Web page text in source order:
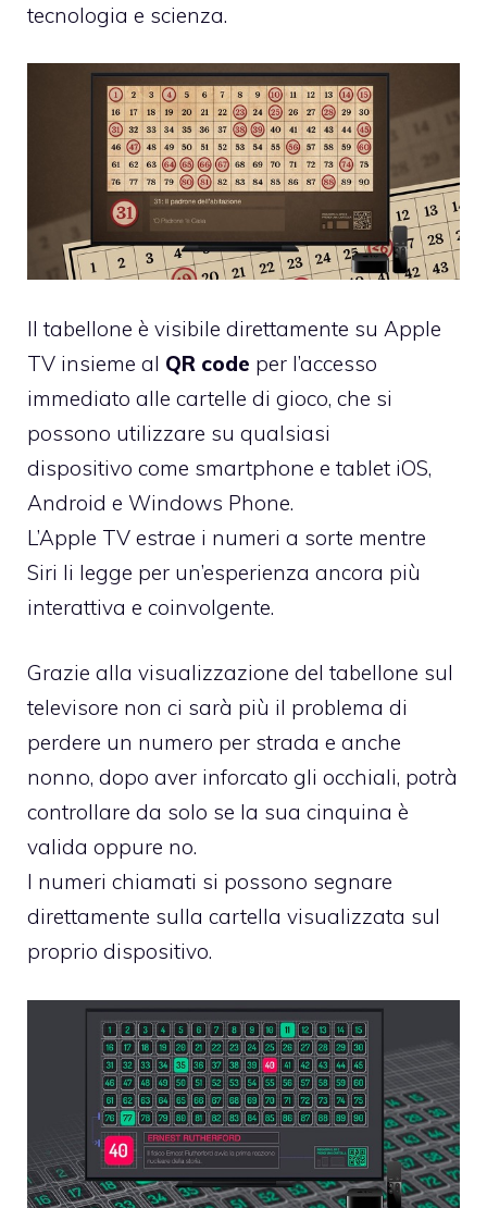
tecnologia e scienza.
Il tabellone è visibile direttamente su Apple
TV insieme al QR code per l’accesso
immediato alle cartelle di gioco, che si
possono utilizzare su qualsiasi
dispositivo come smartphone e tablet iOS,
Android e Windows Phone.
L’Apple TV estrae i numeri a sorte mentre
Siri li legge per un’esperienza ancora più
interattiva e coinvolgente.
Grazie alla visualizzazione del tabellone sul
televisore non ci sarà più il problema di
perdere un numero per strada e anche
nonno, dopo aver inforcato gli occhiali, potrà
controllare da solo se la sua cinquina è
valida oppure no.
I numeri chiamati si possono segnare
direttamente sulla cartella visualizzata sul
proprio dispositivo.